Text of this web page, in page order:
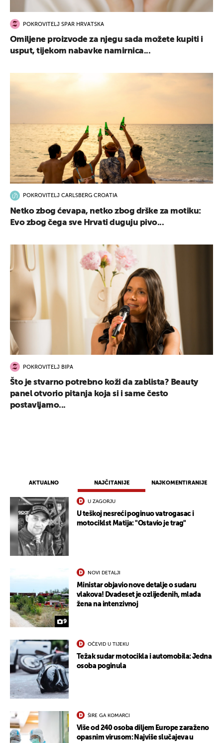
AKTUALNO NAJČITANIJE NAJKOMENTIRANIJE
U ZAGORJU
U teškoj nesreći poginuo vatrogasac i
motociklst Matija: "Ostavio je trag"
9
NOVI DETALJI
Ministar objavio nove detalje o sudaru
vlakova! Dvadeset je ozlijeđenih, mlađa
žena na intenzivnoj
OČEVID U TIJEKU
Težak sudar motocikla i automobila: Jedna
osoba poginula
ŠIRE GA KOMARCI
Više od 240 osoba diljem Europe zaraženo
opasnim virusom: Najviše slučajeva u
POKROVITELJ SPAR HRVATSKA
Omiljene proizvode za njegu sada možete kupiti i
usput, tijekom nabavke namirnica...
POKROVITELJ CARLSBERG CROATIA
Netko zbog ćevapa, netko zbog drške za motiku:
Evo zbog čega sve Hrvati duguju pivo...
POKROVITELJ BIPA
Što je stvarno potrebno koži da zablista? Beauty
panel otvorio pitanja koja si i same često
postavljamo...